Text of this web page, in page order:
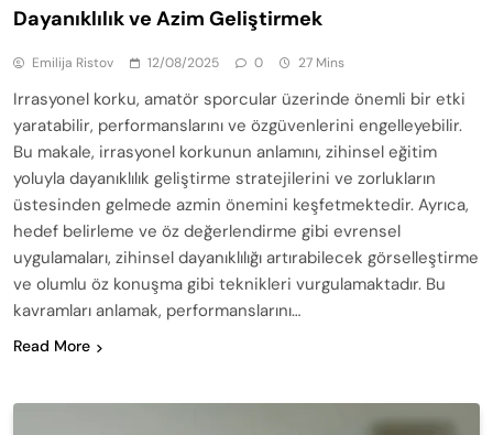
Dayanıklılık ve Azim Geliştirmek
Emilija Ristov 12/08/2025 0 27 Mins
Irrasyonel korku, amatör sporcular üzerinde önemli bir etki
yaratabilir, performanslarını ve özgüvenlerini engelleyebilir.
Bu makale, irrasyonel korkunun anlamını, zihinsel eğitim
yoluyla dayanıklılık geliştirme stratejilerini ve zorlukların
üstesinden gelmede azmin önemini keşfetmektedir. Ayrıca,
hedef belirleme ve öz değerlendirme gibi evrensel
uygulamaları, zihinsel dayanıklılığı artırabilecek görselleştirme
ve olumlu öz konuşma gibi teknikleri vurgulamaktadır. Bu
kavramları anlamak, performanslarını…
Read More